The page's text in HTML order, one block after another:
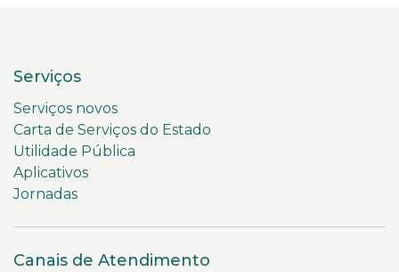
Serviços
Serviços novos
Carta de Serviços do Estado
Utilidade Pública
Aplicativos
Jornadas
Canais de Atendimento